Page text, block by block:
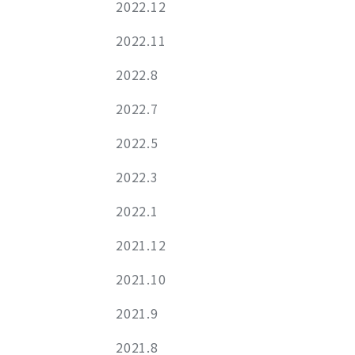
2022.12
2022.11
2022.8
2022.7
2022.5
2022.3
2022.1
2021.12
2021.10
2021.9
2021.8